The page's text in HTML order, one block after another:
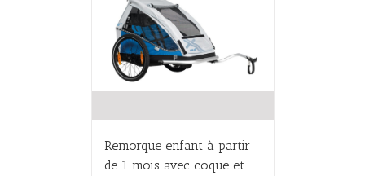
Remorque enfant à partir
de 1 mois avec coque et